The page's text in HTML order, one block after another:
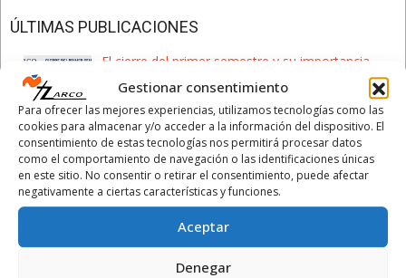
Gestionar consentimiento
Para ofrecer las mejores experiencias, utilizamos tecnologías como las
cookies para almacenar y/o acceder a la información del dispositivo. El
consentimiento de estas tecnologías nos permitirá procesar datos
como el comportamiento de navegación o las identificaciones únicas
en este sitio. No consentir o retirar el consentimiento, puede afectar
negativamente a ciertas características y funciones.
Aceptar
Denegar
ÚLTIMAS PUBLICACIONES
El cierre del primer semestre y su importancia
para tu empresa
Ayer, 30 de junio de 2026,>Leer más >>
¡Recta final de junio 2026! Fechas clave y
obligaciones para tu negocio
28 mayo, 2026
Junio llega a su fin y con él se
¿Aún no has presentado la Renta? Estas son las